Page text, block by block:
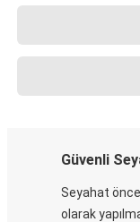
Güvenli
Seyahat
olarak